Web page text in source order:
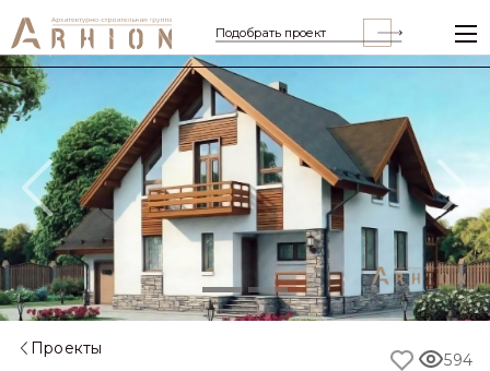
Подобрать проект
Previous
Проекты
594